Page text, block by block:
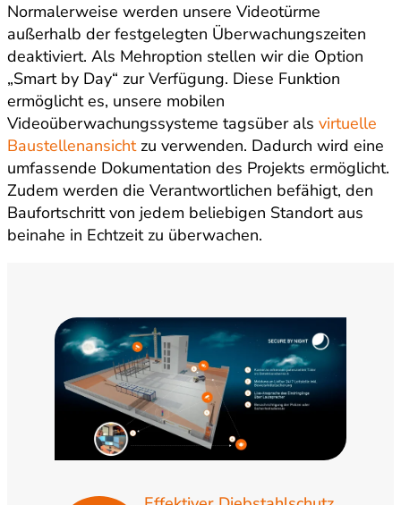
Normalerweise werden unsere Videotürme
außerhalb der festgelegten Überwachungszeiten
deaktiviert. Als Mehroption stellen wir die Option
„Smart by Day“ zur Verfügung. Diese Funktion
ermöglicht es, unsere mobilen
Videoüberwachungssysteme tagsüber als virtuelle
Baustellenansichtzu verwenden. Dadurch wird eine
umfassende Dokumentation des Projekts ermöglicht.
Zudem werden die Verantwortlichen befähigt, den
Baufortschritt von jedem beliebigen Standort aus
beinahe in Echtzeit zu überwachen.